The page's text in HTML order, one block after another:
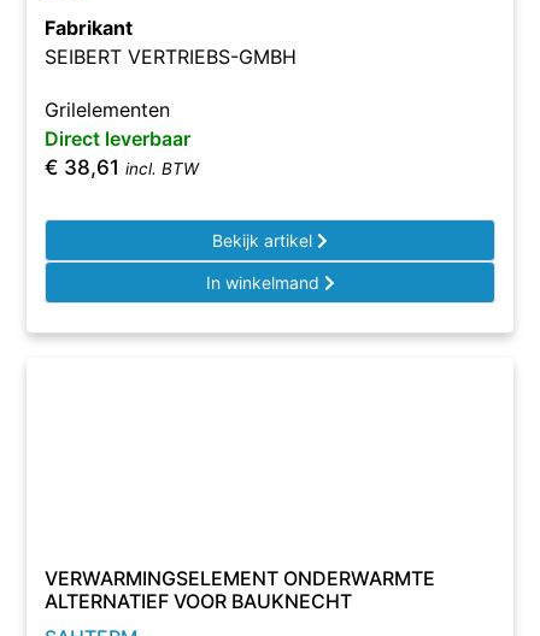
Fabrikant
SEIBERT VERTRIEBS-GMBH
Grilelementen
Direct leverbaar
€ 38,61 incl. BTW
Bekijk artikel
In winkelmand
VERWARMINGSELEMENT ONDERWARMTE
ALTERNATIEF VOOR BAUKNECHT